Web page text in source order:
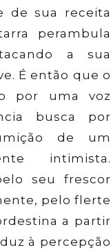
de sua receita
perambula
a sua
É então que o
por uma voz
busca por
de um
intimista.
seu frescor
pelo flerte
a partir
à percepção